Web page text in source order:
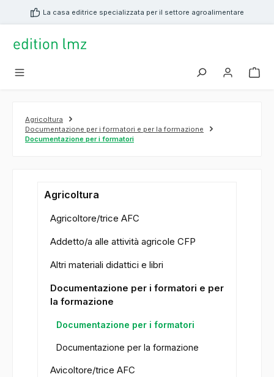
principaleLa casa editrice specializzata per il settore agroalimentare
Agricoltura
Documentazione per i formatori e per la formazione
Documentazione per i formatori
Agricoltura
Agricoltore/trice AFC
Addetto/a alle attività agricole CFP
Altri materiali didattici e libri
Documentazione per i formatori e per
la formazione
Documentazione per i formatori
Documentazione per la formazione
Avicoltore/trice AFC